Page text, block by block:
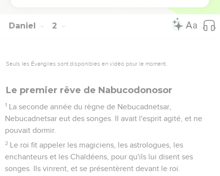
Daniel 2
Seuls les Évangiles sont disponibles en vidéo pour le moment.
Le premier rêve de Nabucodonosor
1 La seconde année du règne de Nebucadnetsar,
Nebucadnetsar eut des songes. Il avait l'esprit agité, et ne
pouvait dormir.
2 Le roi fit appeler les magiciens, les astrologues, les
enchanteurs et les Chaldéens, pour qu'ils lui disent ses
songes. Ils vinrent, et se présentèrent devant le roi.